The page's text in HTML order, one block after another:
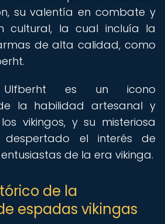
su valentía en combate y
cultural, la cual incluía la
de alta calidad, como
es un icono
la habilidad artesanal y
vikingos, y su misteriosa
el interés de
de la era vikinga.
de la
espadas vikingas